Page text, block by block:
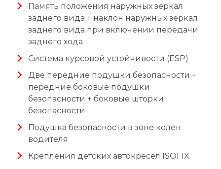
Память положения наружных зеркал
заднего вида + наклон наружных зеркал
заднего вида при включении передачи
заднего хода
Система курсовой устойчивости (ESP)
Две передние подушки безопасности +
передние боковые подушки
безопасности + боковые шторки
безопасности
Подушка безопасности в зоне колен
водителя
Крепления детских автокресел ISOFIX